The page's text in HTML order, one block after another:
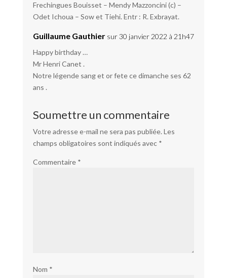
Frechingues Bouisset – Mendy Mazzoncini (c) –
Odet Ichoua – Sow et Tiehi. Entr : R. Exbrayat.
Guillaume Gauthier sur 30 janvier 2022 à 21h47
Happy birthday …
Mr Henri Canet .
Notre légende sang et or fete ce dimanche ses 62
ans .
Soumettre un commentaire
Votre adresse e-mail ne sera pas publiée. Les
champs obligatoires sont indiqués avec *
Commentaire *
Nom *